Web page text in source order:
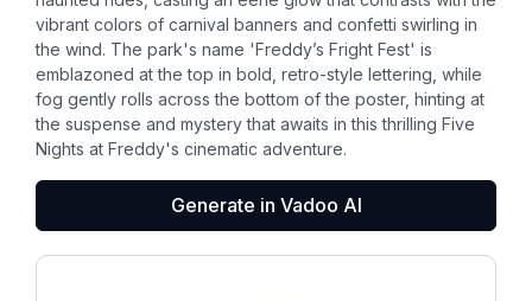
vibrant colors of carnival banners and confetti swirling in
the wind. The park's name 'Freddy’s Fright Fest' is
emblazoned at the top in bold, retro-style lettering, while
fog gently rolls across the bottom of the poster, hinting at
the suspense and mystery that awaits in this thrilling Five
Nights at Freddy's cinematic adventure.
Generate in Vadoo AI